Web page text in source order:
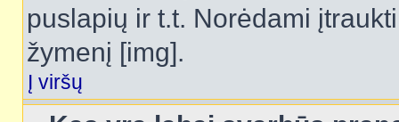
puslapių ir t.t. Norėdami
žymenį [img].
Į viršų